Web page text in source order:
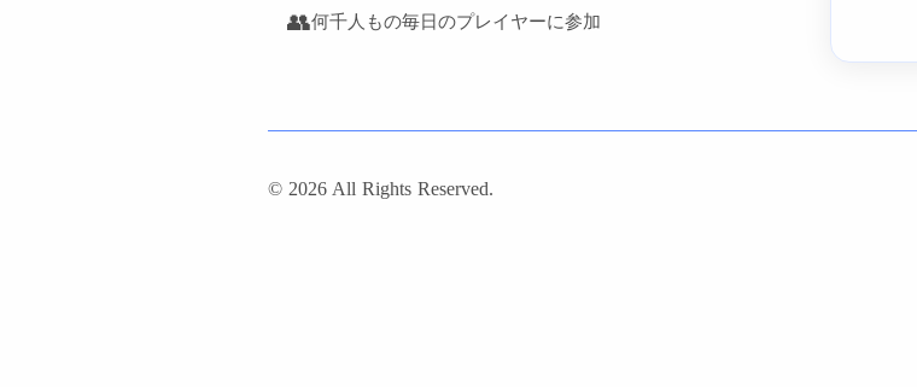
👥何千人もの毎日のプレイヤーに参加
© 2026 All Rights Reserved.